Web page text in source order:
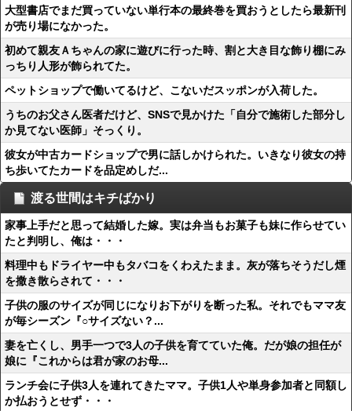
大型書店でまだ買っていない単行本の最終巻を買おうとしたら最新刊
が売り場になかった。
初めて親友Ａちゃんの家に遊びに行った時、割と大き目な飾り棚にみ
っちり人形が飾られてた。
ペットショップで働いてるけど、こないだスッポンが入荷した。
うちのお父さん医者だけど、SNSで見かけた「自分で施術した部分し
か見てない医師」そっくり。
彼女が中古カードショップで男に話しかけられた。いきなり彼女の持
ち歩いてたカードを品定めしだ...
渡る世間はキチばかり
家事上手だと思って結婚した嫁。実は弁当もお菓子も妹に作らせてい
たと判明し、俺は・・・
料理中もドライヤー中もタバコをくわえたまま。灰が落ちそうだし煙
を撒き散らされて・・・
子供の服のサイズが同じになりお下がりを断った私。それでもママ友
が毎シーズン『○サイズない？...
妻を亡くし、男手一つで3人の子供を育てていた俺。だが娘の担任が
娘に『これからは君が家のお母...
ランチ会に子供3人を連れてきたママ。子供1人や単身参加者と同額し
か払おうとせず・・・